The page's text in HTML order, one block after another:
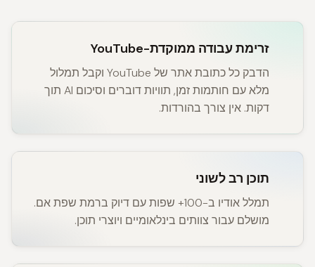
זרימת עבודה ממוקדת-YouTube
הדבק כל כתובת אתר של YouTube וקבל תמלול
מלא עם חותמות זמן, תוויות דוברים וסיכום AI תוך
דקות. אין צורך בהורדות.
תוכן רב לשוני
תמלל אודיו ב-100+ שפות עם דיוק ברמת שפת אם.
מושלם עבור צוותים בינלאומיים ויוצרי תוכן.